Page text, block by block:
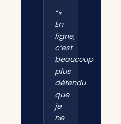
“«
En
ligne,
c’est
beaucoup
plus
détendu
que
je
ne